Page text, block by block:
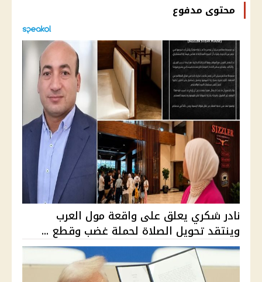
محتوى مدفوع
نادر شكري يعلق على واقعة مول العرب
وينتقد تحويل الصلاة لحملة غضب وقطع ...